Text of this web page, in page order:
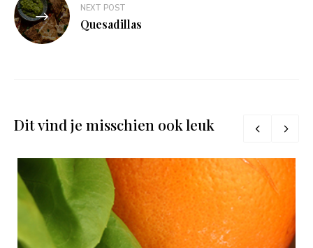
NEXT POST
Quesadillas
Dit vind je misschien ook leuk